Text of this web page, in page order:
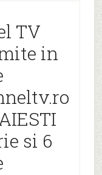
TV
in
si 6